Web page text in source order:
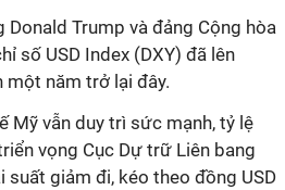
Donald Trump và đảng Cộng hòa
số USD Index (DXY) đã lên
năm trở lại đây.
Mỹ vẫn duy trì sức mạnh, tỷ lệ
vọng Cục Dự trữ Liên bang
suất giảm đi, kéo theo đồng USD